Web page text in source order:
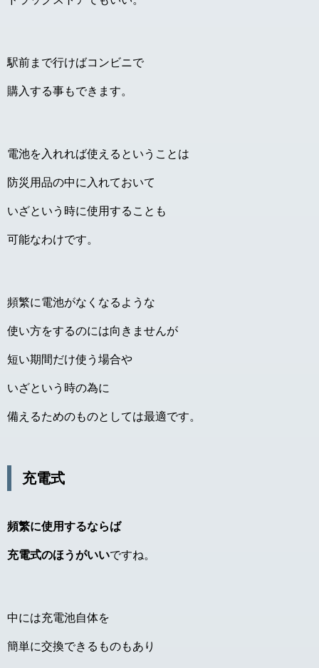
駅前まで行けばコンビニで
購入する事もできます。
電池を入れれば使えるということは
防災用品の中に入れておいて
いざという時に使用することも
可能なわけです。
頻繁に電池がなくなるような
使い方をするのには向きませんが
短い期間だけ使う場合や
いざという時の為に
備えるためのものとしては最適です。
充電式
頻繁に使用するならば
充電式のほうがいいですね。
中には充電池自体を
簡単に交換できるものもあり